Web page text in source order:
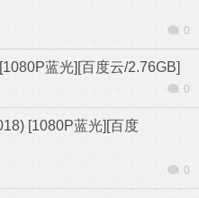
0
蓝光][百度云/2.76GB]
0
[1080P蓝光][百度
0